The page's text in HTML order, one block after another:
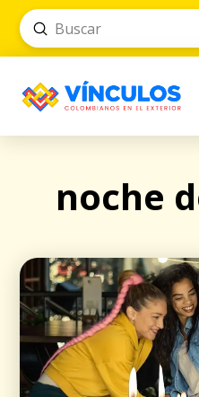
Search
Submit
noche